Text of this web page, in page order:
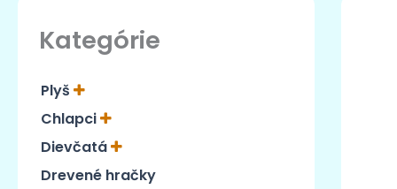
Kategórie
Plyš
Chlapci
Dievčatá
Drevené hračky